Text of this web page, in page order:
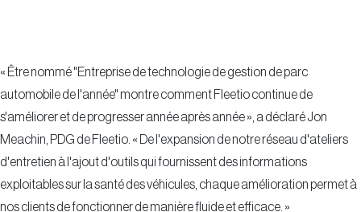
« Être nommé "Entreprise de technologie de gestion de parc
automobile de l'année" montre comment Fleetio continue de
s'améliorer et de progresser année après année », a déclaré Jon
Meachin, PDG de Fleetio. « De l'expansion de notre réseau d'ateliers
d'entretien à l'ajout d'outils qui fournissent des informations
exploitables sur la santé des véhicules, chaque amélioration permet à
nos clients de fonctionner de manière fluide et efficace. »